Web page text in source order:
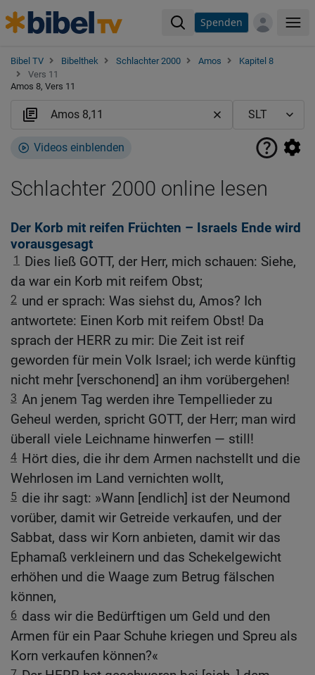
Spenden
Bibel TV Bibelthek Schlachter 2000 Amos
Kapitel 8
Vers 11
Amos 8, Vers 11
Videos einblenden
Schlachter 2000 online lesen
Der Korb mit reifen Früchten – Israels Ende wird
vorausgesagt
1
Dies ließ GOTT, der Herr, mich schauen: Siehe,
da war ein Korb mit reifem Obst;
2 und er sprach: Was siehst du, Amos? Ich
antwortete: Einen Korb mit reifem Obst! Da
sprach der HERR zu mir: Die Zeit ist reif
geworden für mein Volk Israel; ich werde künftig
nicht mehr [verschonend] an ihm vorübergehen!
3 An jenem Tag werden ihre Tempellieder zu
Geheul werden, spricht GOTT, der Herr; man wird
überall viele Leichname hinwerfen — still!
4 Hört dies, die ihr dem Armen nachstellt und die
Wehrlosen im Land vernichten wollt,
5 die ihr sagt: »Wann [endlich] ist der Neumond
vorüber, damit wir Getreide verkaufen, und der
Sabbat, dass wir Korn anbieten, damit wir das
Ephamaß verkleinern und das Schekelgewicht
erhöhen und die Waage zum Betrug fälschen
können,
6 dass wir die Bedürftigen um Geld und den
Armen für ein Paar Schuhe kriegen und Spreu als
Korn verkaufen können?«